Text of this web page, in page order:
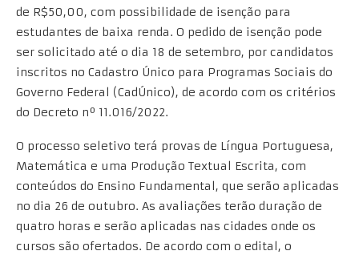
de R$50,00, com possibilidade de isenção para
estudantes de baixa renda. O pedido de isenção pode
ser solicitado até o dia 18 de setembro, por candidatos
inscritos no Cadastro Único para Programas Sociais do
Governo Federal (CadÚnico), de acordo com os critérios
do Decreto nº 11.016/2022.
O processo seletivo terá provas de Língua Portuguesa,
Matemática e uma Produção Textual Escrita, com
conteúdos do Ensino Fundamental, que serão aplicadas
no dia 26 de outubro. As avaliações terão duração de
quatro horas e serão aplicadas nas cidades onde os
cursos são ofertados. De acordo com o edital, o